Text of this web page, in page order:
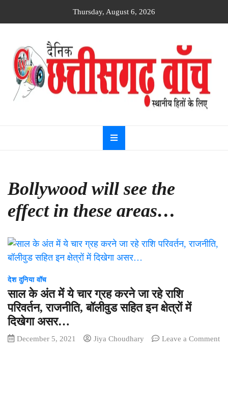
Thursday, August 6, 2026
Dainik
Chhattisgarh
watch
Bollywood will see the
effect in these areas…
देश दुनिया वॉच
साल के अंत में ये चार ग्रह करने जा रहे राशि
परिवर्तन, राजनीति, बॉलीवुड सहित इन क्षेत्रों में
दिखेगा असर…
December 5, 2021 Jiya Choudhary
Leave a Comment